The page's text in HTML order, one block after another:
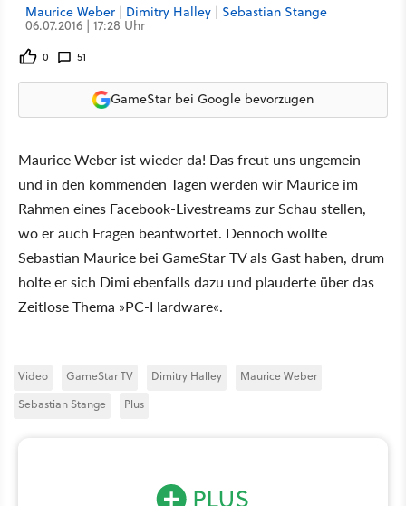
Maurice Weber | Dimitry Halley | Sebastian Stange
06.07.2016 | 17:28 Uhr
0 51
GameStar bei Google bevorzugen
Maurice Weber ist wieder da! Das freut uns ungemein
und in den kommenden Tagen werden wir Maurice im
Rahmen eines Facebook-Livestreams zur Schau stellen,
wo er auch Fragen beantwortet. Dennoch wollte
Sebastian Maurice bei GameStar TV als Gast haben, drum
holte er sich Dimi ebenfalls dazu und plauderte über das
Zeitlose Thema »PC-Hardware«.
Video GameStar TV Dimitry Halley
Maurice Weber
Sebastian Stange
Plus